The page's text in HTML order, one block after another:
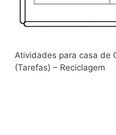
Atividades para casa de
(Tarefas) – Reciclagem